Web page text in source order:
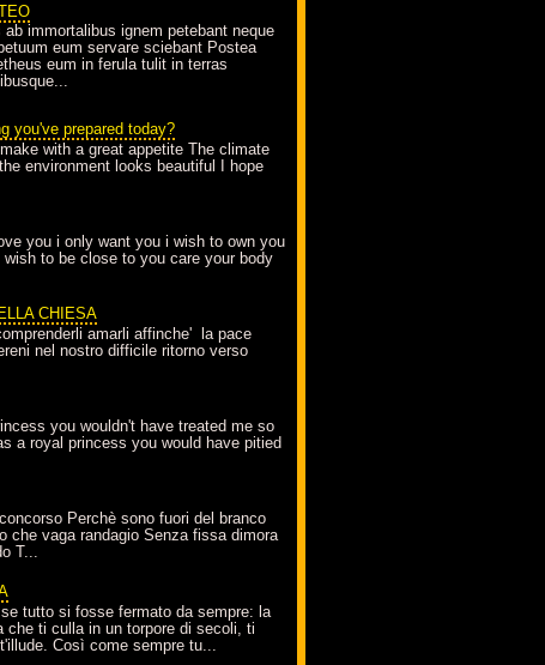
ab immortalibus ignem petebant neque
eum servare sciebant Postea
eum in ferula tulit in terras
you've prepared today?
with a great appetite The climate
environment looks beautiful I hope
you i only want you i wish to own you
to be close to you care your body
CHIESA
amarli affinche' la pace
nel nostro difficile ritorno verso
you wouldn't have treated me so
a royal princess you would have pitied
Perchè sono fuori del branco
che vaga randagio Senza fissa dimora
T...
tutto si fosse fermato da sempre: la
che ti culla in un torpore di secoli, ti
Così come sempre tu...